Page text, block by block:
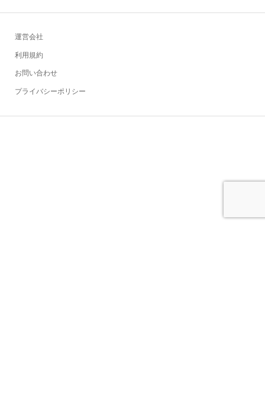
運営会社
利用規約
お問い合わせ
プライバシーポリシー